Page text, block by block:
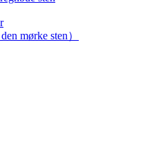
mørke sten）